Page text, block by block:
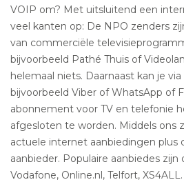
VOIP om? Met uitsluitend een
veel kanten op: De NPO zenders
van commerciële
bijvoorbeeld Pathé Thuis of
helemaal niets. Daarnaast kan je
bijvoorbeeld Viber of WhatsApp of
abonnement voor TV en telefonie
afgesloten te worden. Middels ons
actuele internet aanbiedingen plus
aanbieder. Populaire aanbiedes zijn
Vodafone, Online.nl, Telfort, XS4ALL.